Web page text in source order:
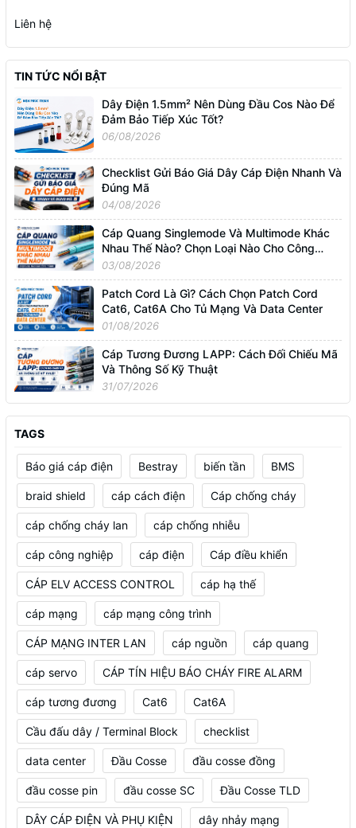
Liên hệ
TIN TỨC NỔI BẬT
Dây Điện 1.5mm² Nên Dùng Đầu Cos Nào Để
Đảm Bảo Tiếp Xúc Tốt?
06/08/2026
Checklist Gửi Báo Giá Dây Cáp Điện Nhanh Và
Đúng Mã
04/08/2026
Cáp Quang Singlemode Và Multimode Khác
Nhau Thế Nào? Chọn Loại Nào Cho Công
Trình?
03/08/2026
Patch Cord Là Gì? Cách Chọn Patch Cord
Cat6, Cat6A Cho Tủ Mạng Và Data Center
01/08/2026
Cáp Tương Đương LAPP: Cách Đối Chiếu Mã
Và Thông Số Kỹ Thuật
31/07/2026
TAGS
Báo giá cáp điện Bestray biến tần BMS
braid shield cáp cách điện Cáp chống cháy
cáp chống cháy lan cáp chống nhiễu
cáp công nghiệp cáp điện Cáp điều khiển
CÁP ELV ACCESS CONTROL cáp hạ thế
cáp mạng cáp mạng công trình
CÁP MẠNG INTER LAN cáp nguồn cáp quang
cáp servo CÁP TÍN HIỆU BÁO CHÁY FIRE ALARM
cáp tương đương Cat6 Cat6A
Cầu đấu dây / Terminal Block checklist
data center Đầu Cosse đầu cosse đồng
đầu cosse pin đầu cosse SC Đầu Cosse TLD
DÂY CÁP ĐIỆN VÀ PHỤ KIỆN dây nhảy mạng